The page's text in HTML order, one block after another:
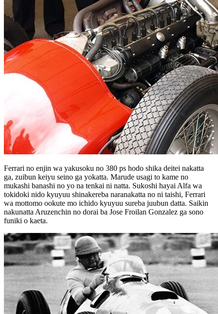
Ferrari no enjin wa yakusoku no 380 ps hodo shika deitei nakatta
ga, zuibun keiyu seino ga yokatta. Marude usagi to kame no
mukashi banashi no yo na tenkai ni natta. Sukoshi hayai Alfa wa
tokidoki nido kyuyuu shinakereba naranakatta no ni taishi, Ferrari
wa mottomo ookute mo ichido kyuyuu sureba juubun datta. Saikin
nakunatta Aruzenchin no dorai ba Jose Froilan Gonzalez ga sono
funiki o kaeta.